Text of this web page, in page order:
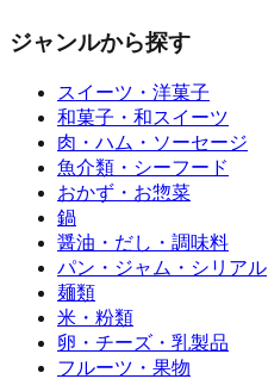
ジャンルから探す
スイーツ・洋菓子
和菓子・和スイーツ
肉・ハム・ソーセージ
魚介類・シーフード
おかず・お惣菜
鍋
醤油・だし・調味料
パン・ジャム・シリアル
麺類
米・粉類
卵・チーズ・乳製品
フルーツ・果物